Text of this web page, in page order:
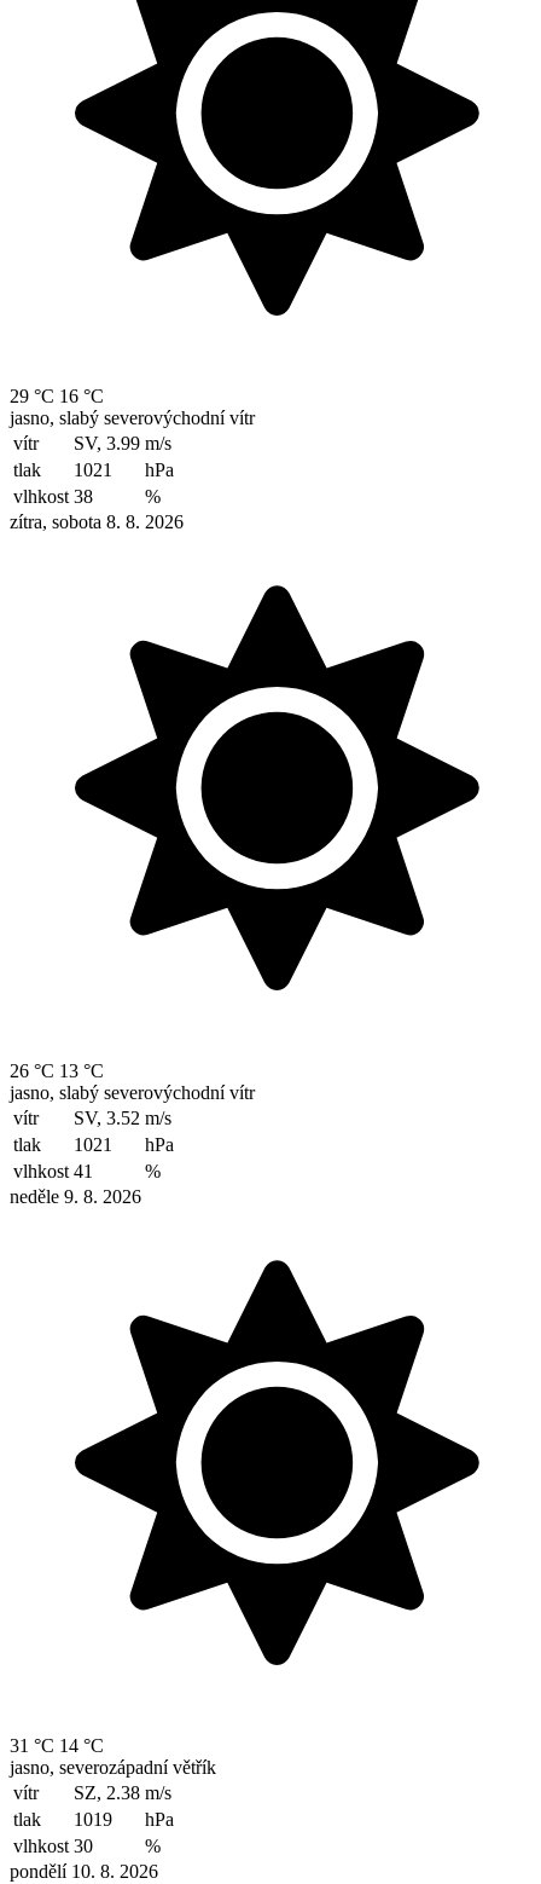
29 °C 16 °C
jasno, slabý severovýchodní vítr
vítr
SV, 3.99 m/s
tlak
1021
hPa
vlhkost 38
%
zítra, sobota 8. 8. 2026
26 °C 13 °C
jasno, slabý severovýchodní vítr
vítr
SV, 3.52 m/s
tlak
1021
hPa
vlhkost 41
%
neděle 9. 8. 2026
31 °C 14 °C
jasno, severozápadní větřík
vítr
SZ, 2.38 m/s
tlak
1019
hPa
vlhkost 30
%
pondělí 10. 8. 2026